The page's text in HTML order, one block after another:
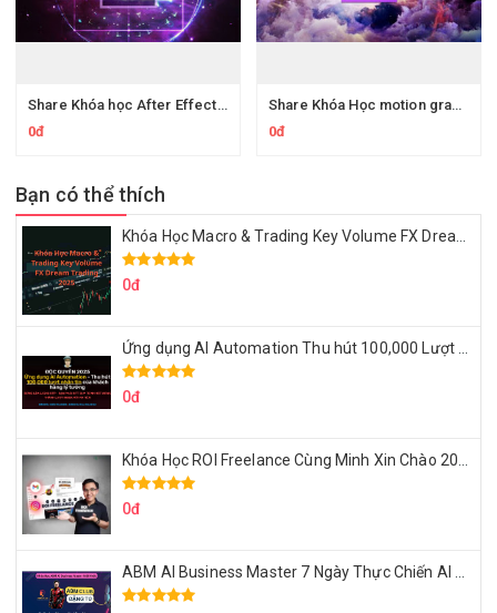
Share Khóa học After Effects motion graphics phần 2
0đ
Share Khóa Học motion graphics ultimate
0đ
Bạn có thể thích
0đ
0đ
0đ